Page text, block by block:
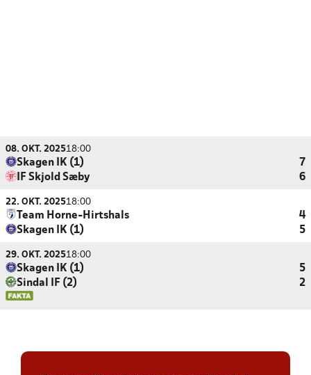
08. OKT. 202518:00
Skagen IK (1)
7
IF Skjold Sæby
6
22. OKT. 202518:00
Team Horne-Hirtshals
4
Skagen IK (1)
5
29. OKT. 202518:00
Skagen IK (1)
5
Sindal IF (2)
2